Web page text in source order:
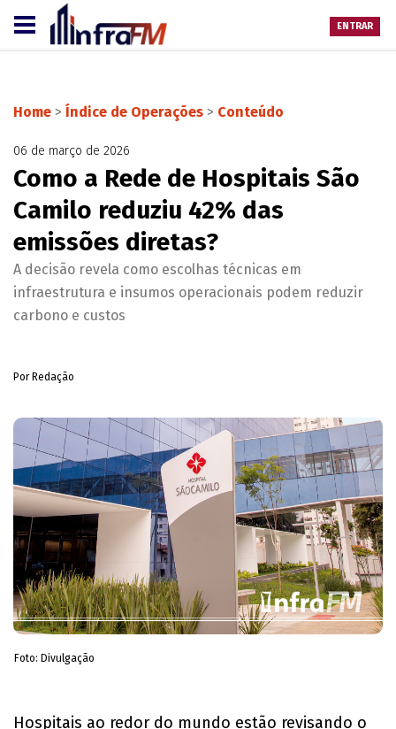
ENTRAR
Home > Índice de Operações > Conteúdo
06 de março de 2026
Como a Rede de Hospitais São
Camilo reduziu 42% das
emissões diretas?
A decisão revela como escolhas técnicas em
infraestrutura e insumos operacionais podem reduzir
carbono e custos
Por Redação
Foto: Divulgação
Hospitais ao redor do mundo estão revisando o